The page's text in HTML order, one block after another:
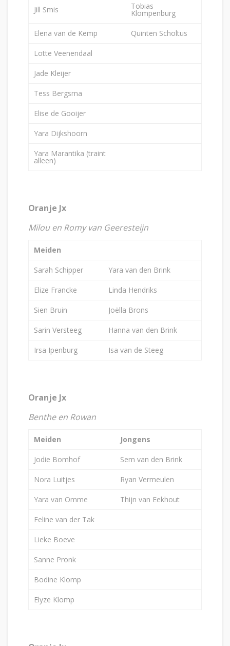
Jill Smis Tobias
Klompenburg
Elena van de Kemp Quinten Scholtus
Lotte Veenendaal
Jade Kleijer
Tess Bergsma
Elise de Gooijer
Yara Dijkshoorn
Yara Marantika (traint
alleen)
Oranje Jx
Milou en Romy van Geeresteijn
Meiden
Sarah Schipper Yara van den Brink
Elize Francke Linda Hendriks
Sien Bruin Joëlla Brons
Sarin Versteeg Hanna van den Brink
Irsa Ipenburg Isa van de Steeg
Oranje Jx
Benthe en Rowan
Meiden Jongens
Jodie Bomhof Sem van den Brink
Nora Luitjes Ryan Vermeulen
Yara van Omme Thijn van Eekhout
Feline van der Tak
Lieke Boeve
Sanne Pronk
Bodine Klomp
Elyze Klomp